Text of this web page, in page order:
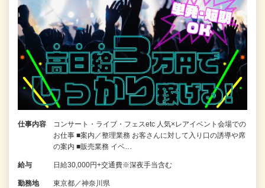
仕事内容
コンサート・ライブ・フェスetc 人気×レアイベント会場での
お仕事 ■案内／整理業務 お客さんに対して入り口の誘導や席
の案内 ■販売業務 イベ…
給与 日給30,000円+交通費※深夜手当含む
勤務地 東京都／神奈川県